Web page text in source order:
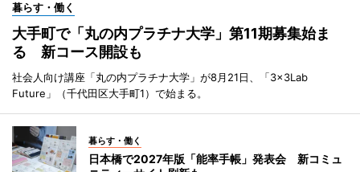
暮らす・働く
大手町で「丸の内プラチナ大学」第11期募集始ま
る 新コース開設も
社会人向け講座「丸の内プラチナ大学」が8月21日、「3×3Lab
Future」（千代田区大手町1）で始まる。
暮らす・働く
日本橋で2027年版「能率手帳」発表会 新コミュ